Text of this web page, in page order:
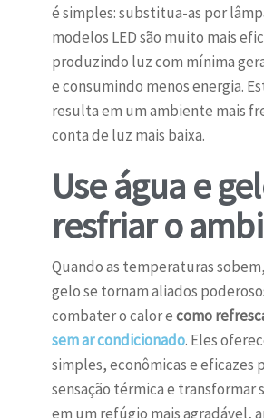
é simples: substitua-as por
modelos LED são muito mais
produzindo luz com mínima
e consumindo menos energia.
resulta em um ambiente mais
conta de luz mais baixa.
Use água e
resfriar o
Quando as temperaturas
gelo se tornam aliados
combater o calor ecomo
sem ar condicionado. Eles
simples, econômicas e eficazes
sensação térmica e transformar
em um refúgio mais agradável,